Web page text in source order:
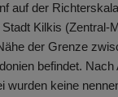
auf der
Kilkis (Zentral-
der Grenze
befindet. Nach
wurden keine